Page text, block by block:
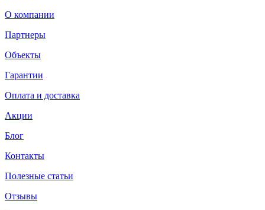
О компании
Партнеры
Объекты
Гарантии
Оплата и доставка
Акции
Блог
Контакты
Полезные статьи
Отзывы